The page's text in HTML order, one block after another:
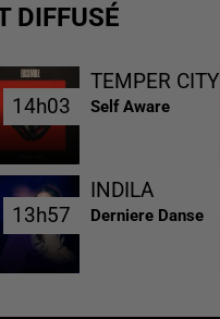
DIFFUSÉ
14h03
14h03
TEMPER CITY
Self Aware
13h57
13h57
INDILA
Derniere Danse